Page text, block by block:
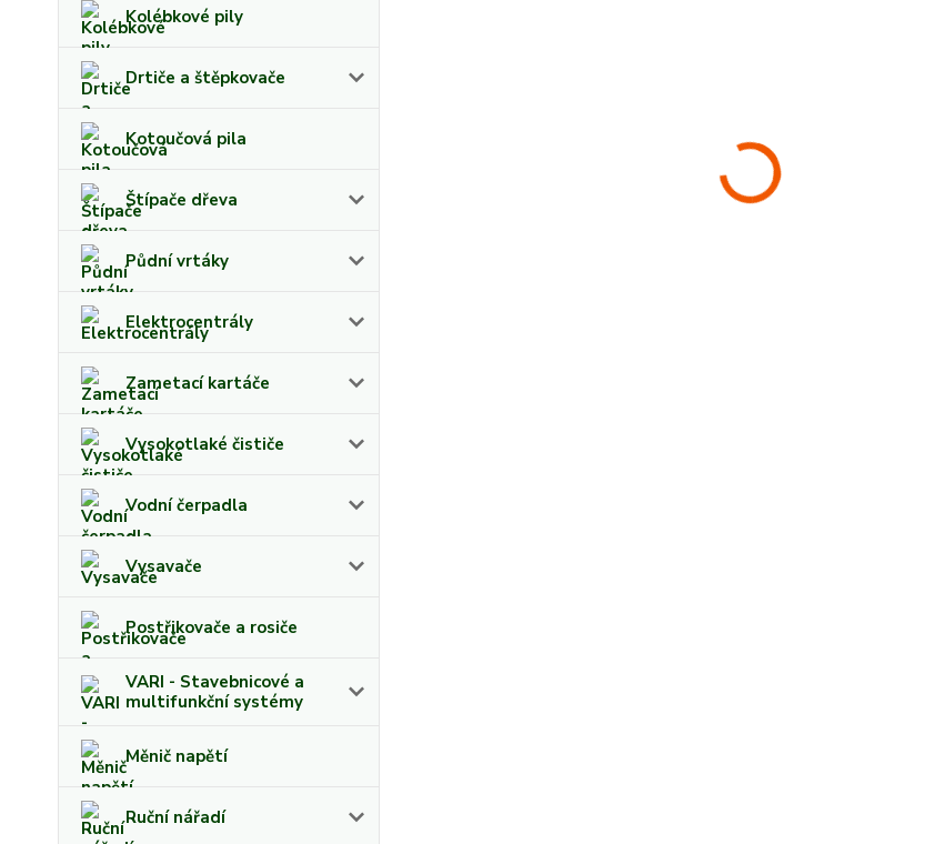
Kolébkové pily
Drtiče a štěpkovače
Kotoučová pila
Štípače dřeva
Půdní vrtáky
Elektrocentrály
Zametací kartáče
Vysokotlaké čističe
Vodní čerpadla
Vysavače
Postřikovače a rosiče
VARI - Stavebnicové a
multifunkční systémy
Měnič napětí
Ruční nářadí